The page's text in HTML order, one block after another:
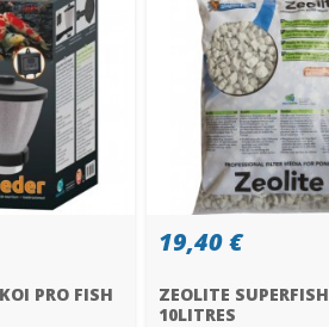
PRO FISH
19,40 €
ZEOLITE SUPERFISH
10LITRES